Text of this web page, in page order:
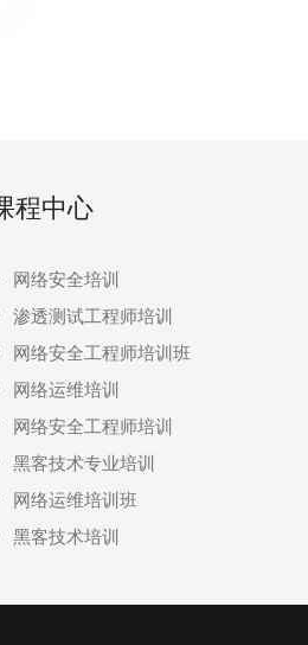
程中心
网络安全培训
渗透测试工程师培训
网络安全工程师培训班
网络运维培训
网络安全工程师培训
黑客技术专业培训
网络运维培训班
黑客技术培训